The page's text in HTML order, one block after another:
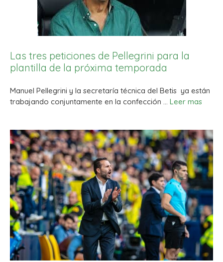
Las tres peticiones de Pellegrini para la
plantilla de la próxima temporada
Manuel Pellegrini y la secretaría técnica del Betis ya están
trabajando conjuntamente en la confección … Leer mas